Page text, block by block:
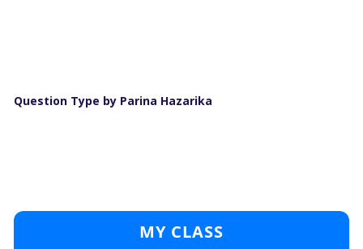
Question Type by Parina Hazarika
MY CLASS